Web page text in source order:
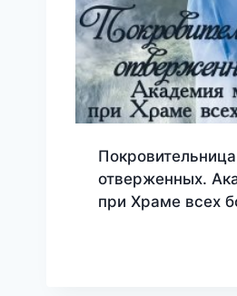
Покровительница
отверженных.
при Храме всех